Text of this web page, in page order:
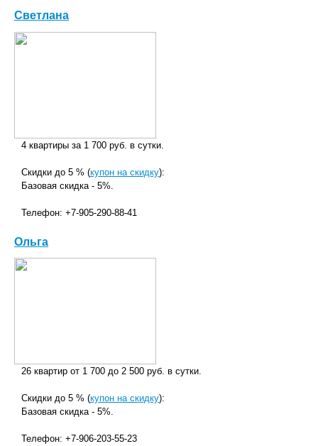
Светлана
4 квартиры за 1 700 руб. в сутки.
Скидки до 5 % (купон на скидку):
Базовая скидка - 5%.
Телефон: +7-905-290-88-41
Ольга
26 квартир от 1 700 до 2 500 руб. в сутки.
Скидки до 5 % (купон на скидку):
Базовая скидка - 5%.
Телефон: +7-906-203-55-23